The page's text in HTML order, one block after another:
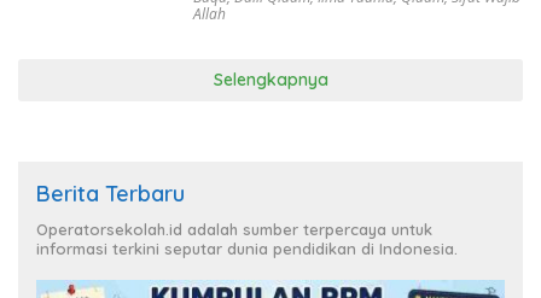
Allah
Selengkapnya
Berita Terbaru
Operatorsekolah.id adalah sumber terpercaya untuk
informasi terkini seputar dunia pendidikan di Indonesia.